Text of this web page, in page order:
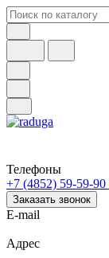
Телефоны
+7 (4852) 59-59-90
Заказать звонок
E-mail
Адрес